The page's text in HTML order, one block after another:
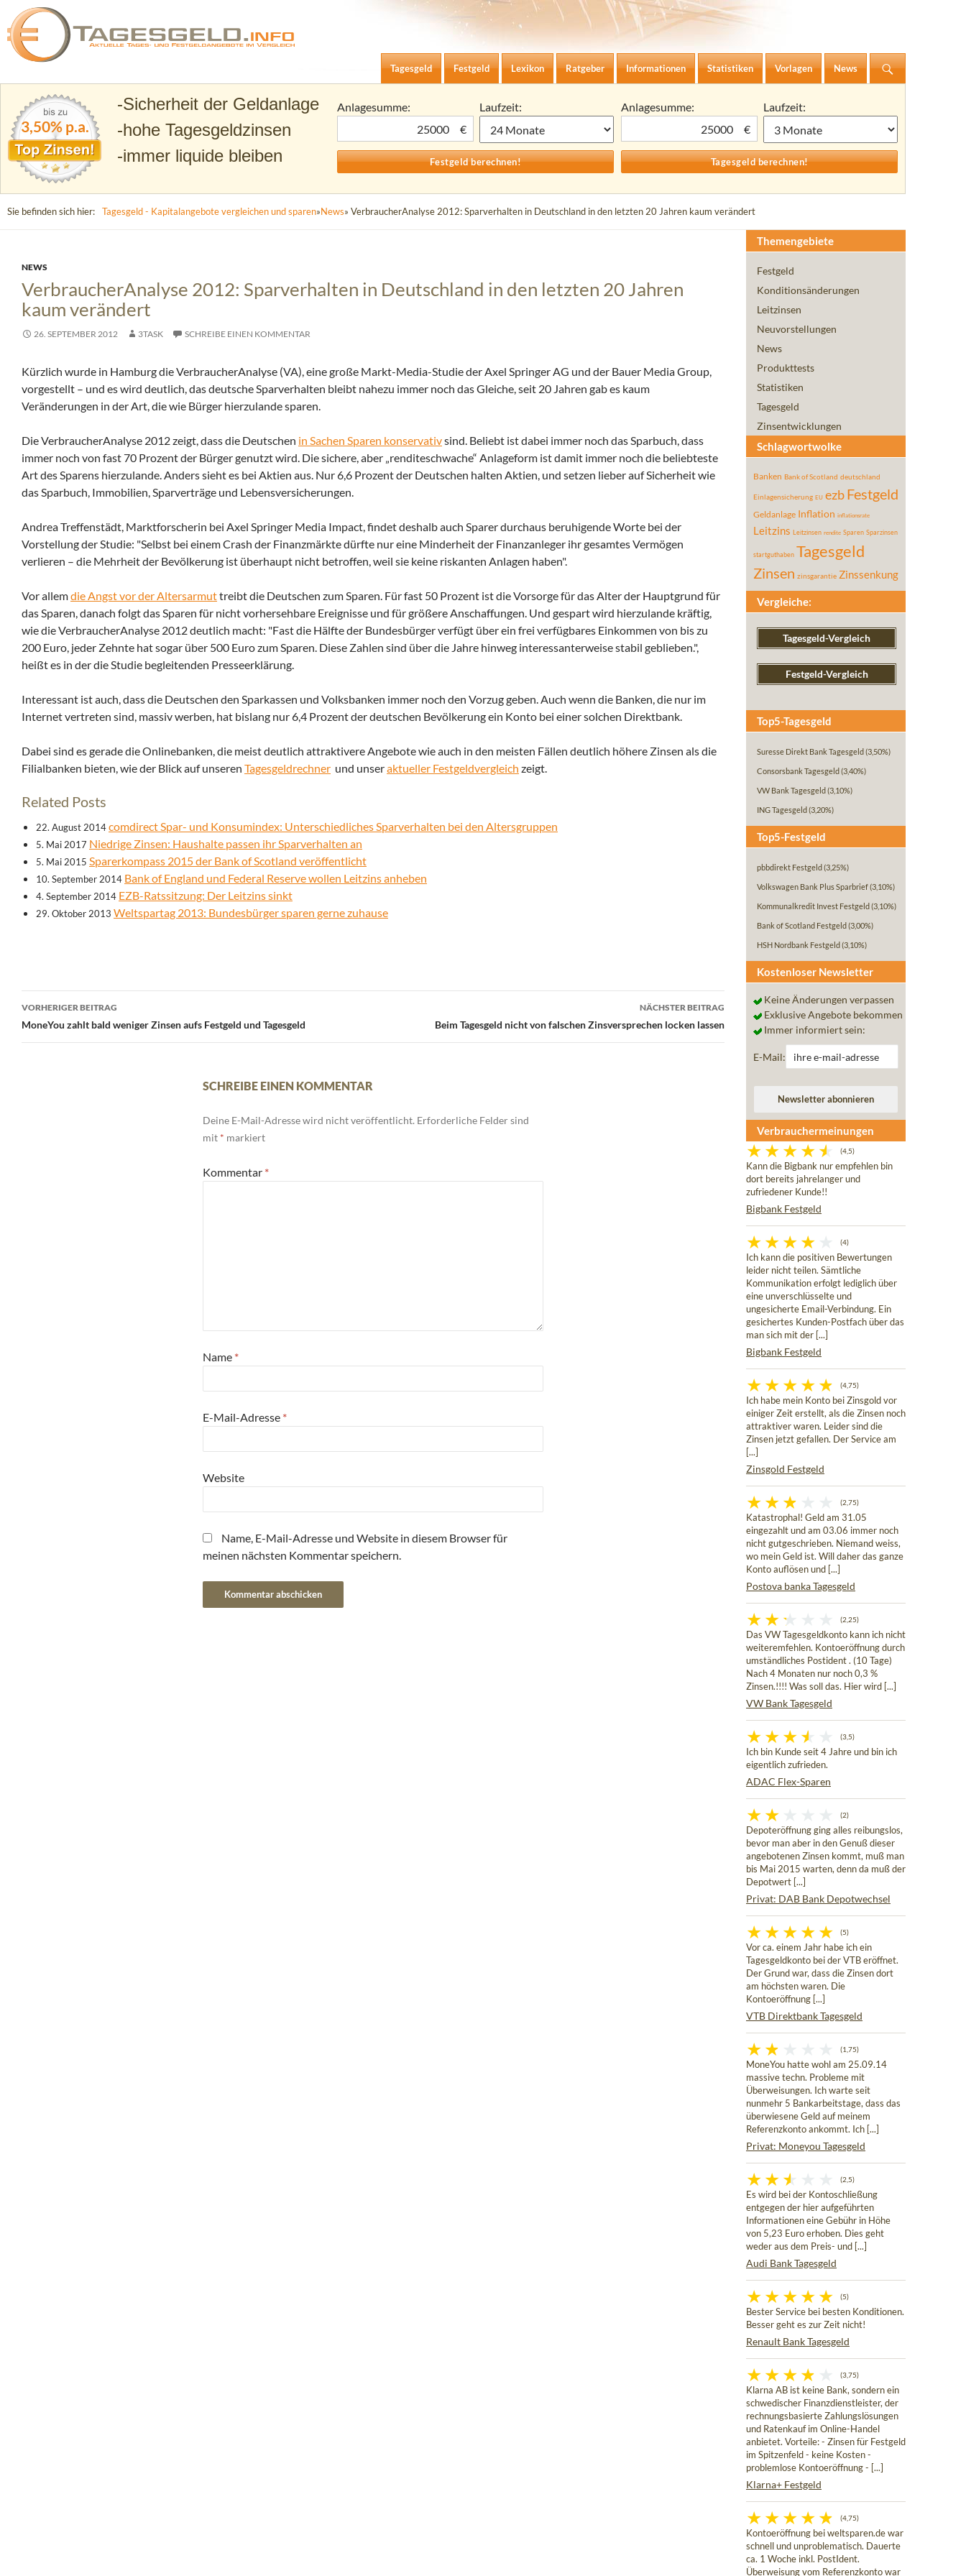
Tagesgeld.info – Tagesgeldkonten vergleichen und Tagesgeld-Zinsen berechnen
Zum Inhalt springen
Tagesgeld
Festgeld Lexikon Ratgeber Informationen Statistiken Vorlagen News
3,50% p.a.
Sicherheit der Geldanlage
hohe Tagesgeldzinsen
immer liquide bleiben
Anlagesumme:
€
Laufzeit:
Anlagesumme:
€
Laufzeit:
Sie befinden sich hier: Tagesgeld - Kapitalangebote vergleichen und sparen»News» VerbraucherAnalyse 2012: Sparverhalten in Deutschland in den letzten 20 Jahren kaum verändert
NEWS
VerbraucherAnalyse 2012: Sparverhalten in Deutschland in den letzten 20 Jahren
kaum verändert
26. SEPTEMBER 2012 3TASK SCHREIBE EINEN KOMMENTAR
Kürzlich wurde in Hamburg die VerbraucherAnalyse (VA), eine große Markt-Media-Studie der Axel Springer AG und der Bauer Media Group,
vorgestellt – und es wird deutlich, das deutsche Sparverhalten bleibt nahezu immer noch das Gleiche, seit 20 Jahren gab es kaum
Veränderungen in der Art, die wie Bürger hierzulande sparen.
Die VerbraucherAnalyse 2012 zeigt, dass die Deutschen in Sachen Sparen konservativsind. Beliebt ist dabei immer noch das Sparbuch, dass
immer noch von fast 70 Prozent der Bürger genutzt wird. Die sichere, aber „renditeschwache“ Anlageform ist damit immer noch die beliebteste
Art des Sparens hierzulande. Anders sieht es bei Aktien aus. Nur 6,6 Prozent der Deutschen halten Aktien, und setzen lieber auf Sicherheit wie
das Sparbuch, Immobilien, Sparverträge und Lebensversicherungen.
Andrea Treffenstädt, Marktforscherin bei Axel Springer Media Impact, findet deshalb auch Sparer durchaus beruhigende Worte bei der
Vorstellung der Studie: "Selbst bei einem Crash der Finanzmärkte dürfte nur eine Minderheit der Finanzanleger ihr gesamtes Vermögen
verlieren – die Mehrheit der Bevölkerung ist überhaupt nicht betroffen, weil sie keine riskanten Anlagen haben".
Vor allemdie Angst vor der Altersarmuttreibt die Deutschen zum Sparen. Für fast 50 Prozent ist die Vorsorge für das Alter der Hauptgrund für
das Sparen, danach folgt das Sparen für nicht vorhersehbare Ereignisse und für größere Anschaffungen. Und gespart wird hierzulande kräftig,
wie die VerbraucherAnalyse 2012 deutlich macht: "Fast die Hälfte der Bundesbürger verfügt über ein frei verfügbares Einkommen von bis zu
200 Euro, jeder Zehnte hat sogar über 500 Euro zum Sparen. Diese Zahlen sind über die Jahre hinweg interessanterweise stabil geblieben.",
heißt es in der die Studie begleitenden Presseerklärung.
Interessant ist auch, dass die Deutschen den Sparkassen und Volksbanken immer noch den Vorzug geben. Auch wenn die Banken, die nur im
Internet vertreten sind, massiv werben, hat bislang nur 6,4 Prozent der deutschen Bevölkerung ein Konto bei einer solchen Direktbank.
Dabei sind es gerade die Onlinebanken, die meist deutlich attraktivere Angebote wie auch in den meisten Fällen deutlich höhere Zinsen als die
Filialbanken bieten, wie der Blick auf unseren Tagesgeldrechner und unseraktueller Festgeldvergleich zeigt.
Related Posts
22. August 2014comdirect Spar- und Konsumindex: Unterschiedliches Sparverhalten bei den Altersgruppen
5. Mai 2017 Niedrige Zinsen: Haushalte passen ihr Sparverhalten an
5. Mai 2015 Sparerkompass 2015 der Bank of Scotland veröffentlicht
10. September 2014 Bank of England und Federal Reserve wollen Leitzins anheben
4. September 2014 EZB-Ratssitzung: Der Leitzins sinkt
29. Oktober 2013 Weltspartag 2013: Bundesbürger sparen gerne zuhause
Beitrags-
Navigation
VORHERIGER BEITRAG
MoneYou zahlt bald weniger Zinsen aufs Festgeld und Tagesgeld
NÄCHSTER BEITRAG
Beim Tagesgeld nicht von falschen Zinsversprechen locken lassen
SCHREIBE EINEN KOMMENTAR
Deine E-Mail-Adresse wird nicht veröffentlicht. Erforderliche Felder sind
mit * markiert
Kommentar *
Name *
E-Mail-Adresse *
Website
Name, E-Mail-Adresse und Website in diesem Browser für
meinen nächsten Kommentar speichern.
Themengebiete
Festgeld
Konditionsänderungen
Leitzinsen
Neuvorstellungen
News
Produkttests
Statistiken
Tagesgeld
Zinsentwicklungen
Schlagwortwolke
Banken Bank of Scotland deutschland
Einlagensicherung EU ezbFestgeld
Geldanlage Inflation inflationsrate
Leitzins Leitzinsen rendite Sparen Sparzinsen
startguthaben Tagesgeld
Zinsen zinsgarantie Zinssenkung
Vergleiche:
Tagesgeld-Vergleich
Festgeld-Vergleich
Top5-Tagesgeld
Suresse Direkt Bank Tagesgeld (3,50%)
Consorsbank Tagesgeld (3,40%)
VW Bank Tagesgeld (3,10%)
ING Tagesgeld (3,20%)
Top5-Festgeld
pbbdirekt Festgeld (3,25%)
Volkswagen Bank Plus Sparbrief(3,10%)
Kommunalkredit Invest Festgeld (3,10%)
Bank of Scotland Festgeld (3,00%)
HSH Nordbank Festgeld (3,10%)
Kostenloser Newsletter
Keine Änderungen verpassen
Exklusive Angebote bekommen
Immer informiert sein:
E-Mail:
Verbrauchermeinungen
(4,5)
Kann die Bigbank nur empfehlen bin
dort bereits jahrelanger und
zufriedener Kunde!!
Bigbank Festgeld
(4)
Ich kann die positiven Bewertungen
leider nicht teilen. Sämtliche
Kommunikation erfolgt lediglich über
eine unverschlüsselte und
ungesicherte Email-Verbindung. Ein
gesichertes Kunden-Postfach über das
man sich mit der [...]
Bigbank Festgeld
(4,75)
Ich habe mein Konto bei Zinsgold vor
einiger Zeit erstellt, als die Zinsen noch
attraktiver waren. Leider sind die
Zinsen jetzt gefallen. Der Service am
[...]
Zinsgold Festgeld
(2,75)
Katastrophal! Geld am 31.05
eingezahlt und am 03.06 immer noch
nicht gutgeschrieben. Niemand weiss,
wo mein Geld ist. Will daher das ganze
Konto auflösen und [...]
Postova banka Tagesgeld
(2,25)
Das VW Tagesgeldkonto kann ich nicht
weiteremfehlen. Kontoeröffnung durch
umständliches Postident . (10 Tage)
Nach 4 Monaten nur noch 0,3 %
Zinsen.!!!! Was soll das. Hier wird [...]
VW Bank Tagesgeld
(3,5)
Ich bin Kunde seit 4 Jahre und bin ich
eigentlich zufrieden.
ADAC Flex-Sparen
(2)
Depoteröffnung ging alles reibungslos,
bevor man aber in den Genuß dieser
angebotenen Zinsen kommt, muß man
bis Mai 2015 warten, denn da muß der
Depotwert [...]
Privat: DAB Bank Depotwechsel
(5)
Vor ca. einem Jahr habe ich ein
Tagesgeldkonto bei der VTB eröffnet.
Der Grund war, dass die Zinsen dort
am höchsten waren. Die
Kontoeröffnung [...]
VTB Direktbank Tagesgeld
(1,75)
MoneYou hatte wohl am 25.09.14
massive techn. Probleme mit
Überweisungen. Ich warte seit
nunmehr 5 Bankarbeitstage, dass das
überwiesene Geld auf meinem
Referenzkonto ankommt. Ich [...]
Privat: Moneyou Tagesgeld
(2,5)
Es wird bei der Kontoschließung
entgegen der hier aufgeführten
Informationen eine Gebühr in Höhe
von 5,23 Euro erhoben. Dies geht
weder aus dem Preis- und [...]
Audi Bank Tagesgeld
(5)
Bester Service bei besten Konditionen.
Besser geht es zur Zeit nicht!
Renault Bank Tagesgeld
(3,75)
Klarna AB ist keine Bank, sondern ein
schwedischer Finanzdienstleister, der
rechnungsbasierte Zahlungslösungen
und Ratenkauf im Online-Handel
anbietet. Vorteile: - Zinsen für Festgeld
im Spitzenfeld - keine Kosten -
problemlose Kontoeröffnung - [...]
Klarna+ Festgeld
(4,75)
Kontoeröffnung bei weltsparen.de war
schnell und unproblematisch. Dauerte
ca. 1 Woche inkl. PostIdent.
Überweisung vom Referenzkonto war